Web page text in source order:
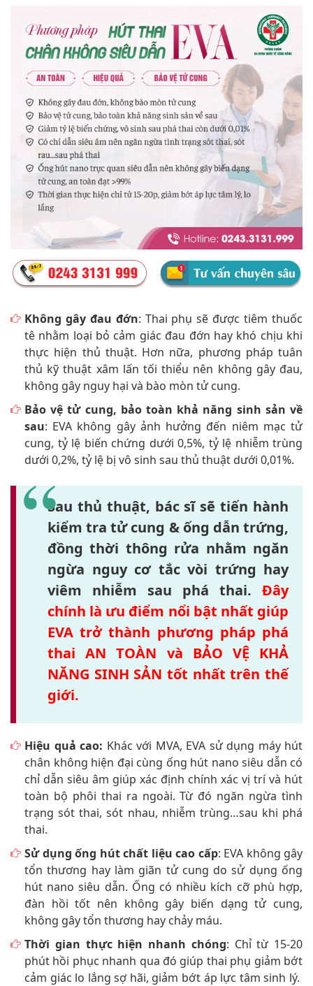
Không gây đau đớn: Thai phụ sẽ được tiêm thuốc
tê nhằm loại bỏ cảm giác đau đớn hay khó chịu khi
thực hiện thủ thuật. Hơn nữa, phương pháp tuân
thủ kỹ thuật xâm lấn tối thiểu nên không gây đau,
không gây nguy hại và bào mòn tử cung.
Bảo vệ tử cung, bảo toàn khả năng sinh sản về
sau: EVA không gây ảnh hưởng đến niêm mạc tử
cung, tỷ lệ biến chứng dưới 0,5%, tỷ lệ nhiễm trùng
dưới 0,2%, tỷ lệ bị vô sinh sau thủ thuật dưới 0,01%.
Sau thủ thuật, bác sĩ sẽ tiến hành
kiểm tra tử cung & ống dẫn trứng,
đồng thời thông rửa nhằm ngăn
ngừa nguy cơ tắc vòi trứng hay
viêm nhiễm sau phá thai. Đây
chính là ưu điểm nổi bật nhất giúp
EVA trở thành phương pháp phá
thai AN TOÀN và BẢO VỆ KHẢ
NĂNG SINH SẢN tốt nhất trên thế
giới.
Hiệu quả cao: Khác với MVA, EVA sử dụng máy hút
chân không hiện đại cùng ống hút nano siêu dẫn có
chỉ dẫn siêu âm giúp xác định chính xác vị trí và hút
toàn bộ phôi thai ra ngoài. Từ đó ngăn ngừa tình
trạng sót thai, sót nhau, nhiễm trùng…sau khi phá
thai.
Sử dụng ống hút chất liệu cao cấp: EVA không gây
tổn thương hay làm giãn tử cung do sử dụng ống
hút nano siêu dẫn. Ống có nhiều kích cỡ phù hợp,
đàn hồi tốt nên không gây biến dạng tử cung,
không gây tổn thương hay chảy máu.
Thời gian thực hiện nhanh chóng: Chỉ từ 15-20
phút hồi phục nhanh qua đó giúp thai phụ giảm bớt
cảm giác lo lắng sợ hãi, giảm bớt áp lực tâm sinh lý.